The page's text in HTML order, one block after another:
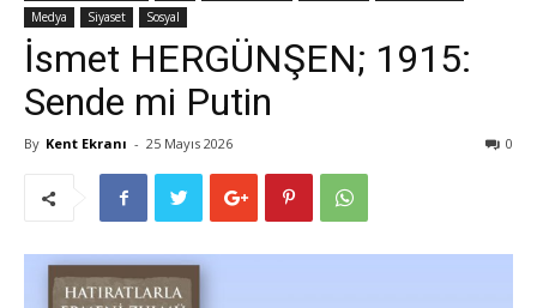
Medya
Siyaset Sosyal
İsmet HERGÜNŞEN; 1915:
Sende mi Putin
By Kent Ekranı - 25 Mayıs 2026 0